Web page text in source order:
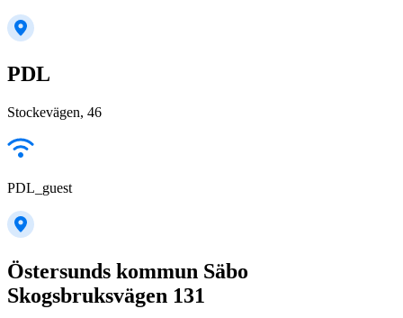
PDL
Stockevägen, 46
PDL_guest
Östersunds kommun Säbo
Skogsbruksvägen 131